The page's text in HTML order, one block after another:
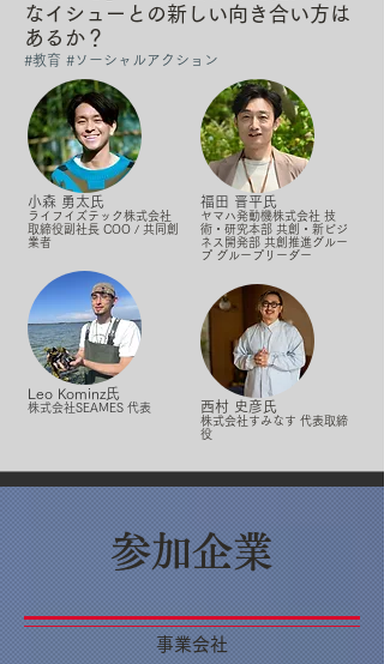
なイシューとの新しい向き合い方は
あるか？
#教育 #ソーシャルアクション
小森 勇太氏
ライフイズテック株式会社
取締役副社長 COO / 共同創
業者
Leo Kominz氏
株式会社SEAMES 代表
福田 晋平氏
ヤマハ発動機株式会社 技
術・研究本部 共創・新ビジ
ネス開発部 共創推進グルー
プ グループリーダー
西村 史彦氏
株式会社すみなす 代表取締
役
参加企業
事業会社